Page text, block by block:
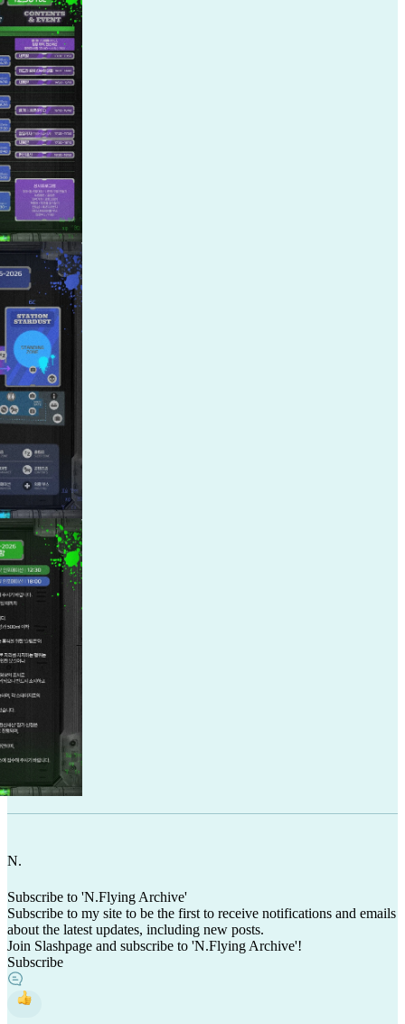
N.
Subscribe to 'N.Flying Archive'
Subscribe to my site to be the first to receive notifications and emails
about the latest updates, including new posts.
Join Slashpage and subscribe to 'N.Flying Archive'!
Subscribe